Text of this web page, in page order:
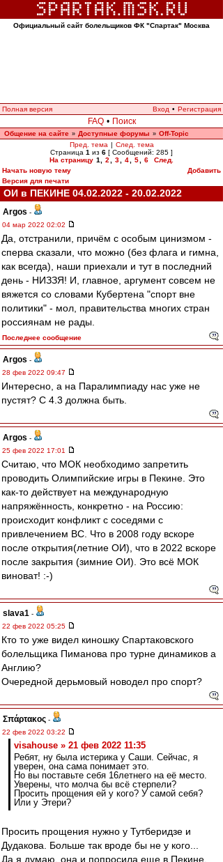
Официальный сайт болельщиков ФК "Спартак" Москва
Полная версия Вход • Регистрация
FAQ • Поиск
Общение на сайте » Доступные форумы » Off-Topic
Пред. тема | След. тема
Страница 1 из 6 [ Сообщений: 285 ]
На страницу 1 2 3 4 5 6
След.
Начать новую тему
Добавить
Версия для печати
ОИ в ПЕКИНЕ 04.02.2022 - 20.02.2022
Argos -
04 мар 2022 02:02
Да, отстранили, причём с особым цинизмом -
сперва сказали, что можно (без флага и гимна,
как всегда), наши приехали и тут в последний
день - НИЗЗЯ! И, главное, аргумент совсем не
вяжется со словами Кубертена "спорт вне
политики" - мол, правительства многих стран
россиянам не рады.
Последнее сообщение
Argos -
28 фев 2022 09:47
Интересно, а на Паралимпиаду нас уже не
пустят? С 4.3 должна быть.
Argos -
25 фев 2022 17:01
Считаю, что МОК необходимо запретить
проводить Олимпийские игры в Пекине. Это
как-то действует на международную
напряжённость, конкретно - на Россию:
происходит конфликт с соседями с
привлечением ВС. Что в 2008 году вскоре
после открытия(летние ОИ), что в 2022 вскоре
после закрытия (зимние ОИ). Это всё МОК
виноват! :-)
slava1 -
22 фев 2022 05:25
Кто то уже видел киношку Спартаковского
болельщика Пиманова про турне динамиков а
Англию?
Очередной дерьмовый новодел про спорт?
Σπάρτακος -
22 фев 2022 03:22
visahouse » 21 фев 2022 11:35
Ребят, ну была истерика у Саши. Сейчас, я
уверен, она сама понимает это.
Но вы поставьте себя 16летнего на её место.
Уверены, что молча бы всё стерпели?
Просить прощения ей у кого? У самой себя?
Или у Этери?
Просить прощения нужно у Тутберидзе и
Дудакова. Больше так вроде бы не у кого...
Да я думаю, она и попросила еще в Пекине,